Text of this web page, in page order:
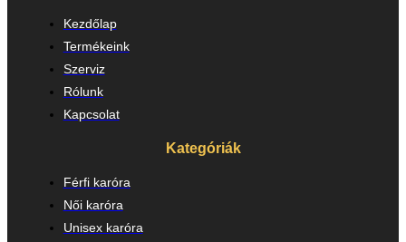
Kezdőlap
Termékeink
Szerviz
Rólunk
Kapcsolat
Kategóriák
Férfi karóra
Női karóra
Unisex karóra